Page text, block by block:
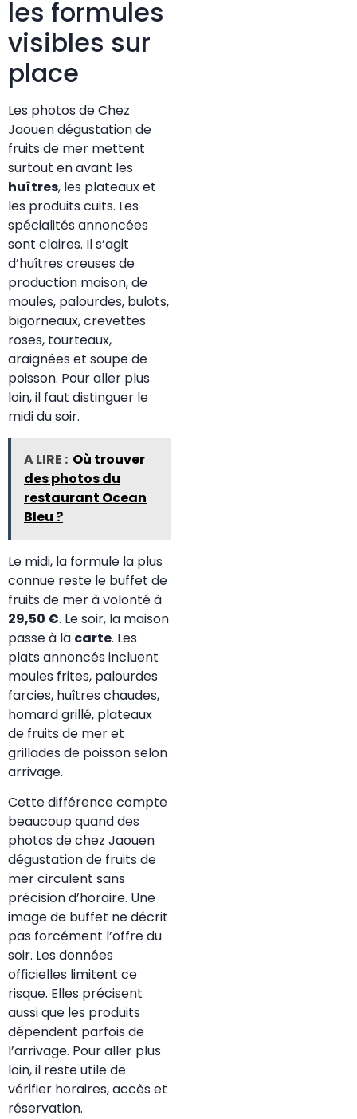
les formules
visibles sur
place
Les photos de Chez
Jaouen dégustation de
fruits de mer mettent
surtout en avant les
huîtres, les plateaux et
les produits cuits. Les
spécialités annoncées
sont claires. Il s’agit
d’huîtres creuses de
production maison, de
moules, palourdes, bulots,
bigorneaux, crevettes
roses, tourteaux,
araignées et soupe de
poisson. Pour aller plus
loin, il faut distinguer le
midi du soir.
A LIRE : Où trouver
des photos du
restaurant Ocean
Bleu ?
Le midi, la formule la plus
connue reste le buffet de
fruits de mer à volonté à
29,50 €. Le soir, la maison
passe à la carte. Les
plats annoncés incluent
moules frites, palourdes
farcies, huîtres chaudes,
homard grillé, plateaux
de fruits de mer et
grillades de poisson selon
arrivage.
Cette différence compte
beaucoup quand des
photos de chez Jaouen
dégustation de fruits de
mer circulent sans
précision d’horaire. Une
image de buffet ne décrit
pas forcément l’offre du
soir. Les données
officielles limitent ce
risque. Elles précisent
aussi que les produits
dépendent parfois de
l’arrivage. Pour aller plus
loin, il reste utile de
vérifier horaires, accès et
réservation.